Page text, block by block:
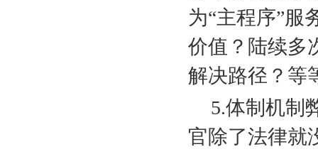
为“主程序”服
价值？陆续多
解决路径？等
5.体制机制
官除了法律就